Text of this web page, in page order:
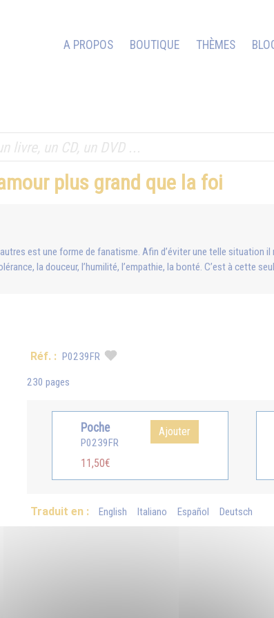
A PROPOS BOUTIQUE THÈMES
plus grand que la foi
est une forme de fanatisme. Afin d’éviter une telle situation
la douceur, l’humilité, l’empathie, la bonté. C’est à cette
Réf. : P0239FR
230 pages
Poche
P0239FR
11,50€
Ajouter
Traduit en : English Italiano Español Deutsch